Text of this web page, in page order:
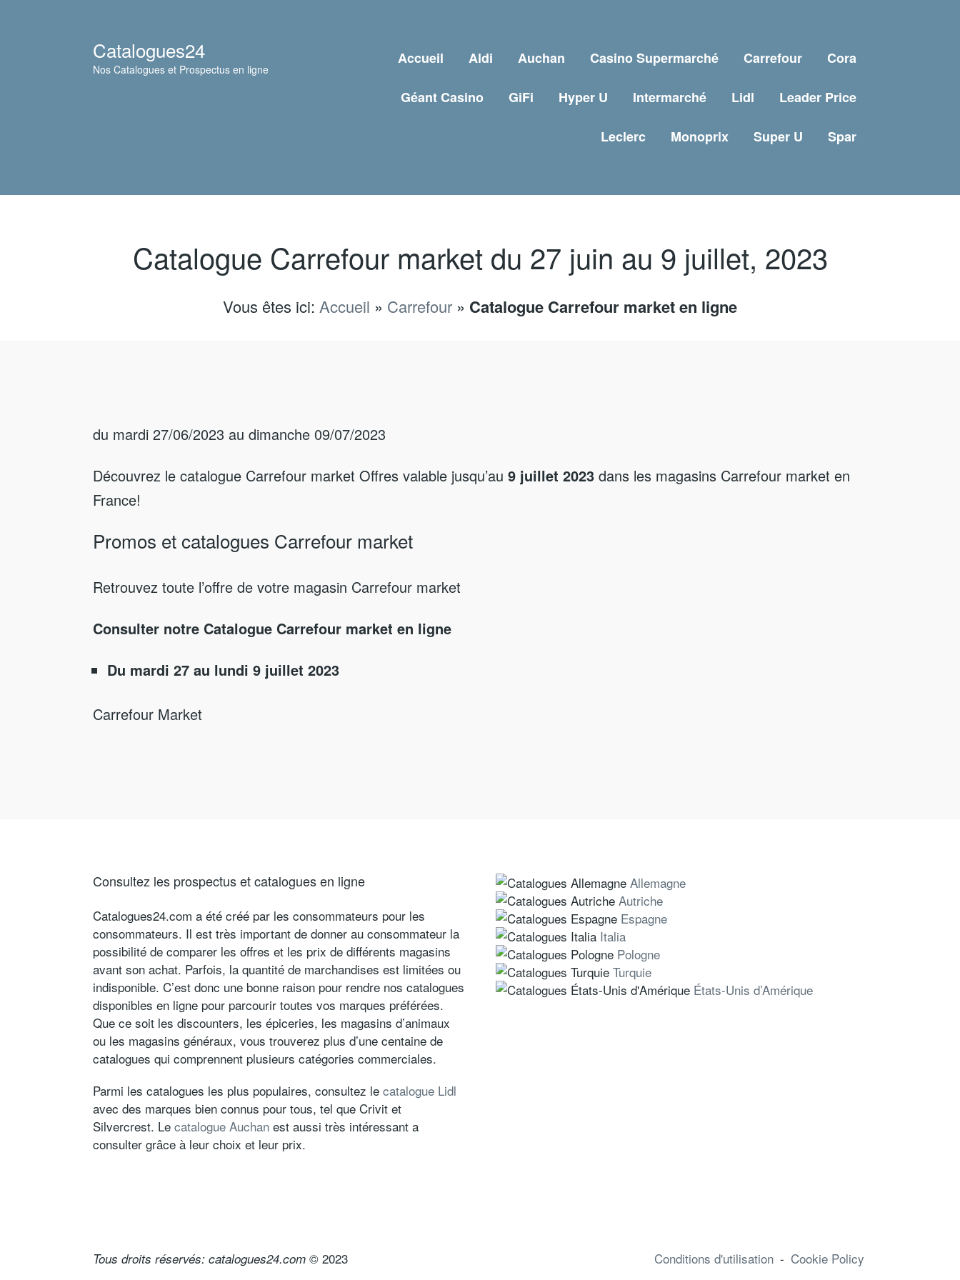
Catalogues24
Nos Catalogues et Prospectus en ligne
Accueil Aldi Auchan Casino Supermarché Carrefour Cora
Géant Casino GiFi Hyper U Intermarché Lidl Leader Price
Leclerc Monoprix Super U Spar
Catalogue Carrefour market du 27 juin au 9 juillet, 2023
Vous êtes ici: Accueil » Carrefour » Catalogue Carrefour market en ligne
du mardi 27/06/2023 au dimanche 09/07/2023
Découvrez le catalogue Carrefour market Offres valable jusqu’au 9 juillet 2023dans les magasins Carrefour market en
France!
Promos et catalogues Carrefour market
Retrouvez toute l’offre de votre magasin Carrefour market
Consulter notre Catalogue Carrefour market en ligne
Du mardi 27 au lundi 9 juillet 2023
Carrefour Market
Consultez les prospectus et catalogues en ligne
Catalogues24.com a été créé par les consommateurs pour les
consommateurs. Il est très important de donner au consommateur la
possibilité de comparer les offres et les prix de différents magasins
avant son achat. Parfois, la quantité de marchandises est limitées ou
indisponible. C’est donc une bonne raison pour rendre nos catalogues
disponibles en ligne pour parcourir toutes vos marques préférées.
Que ce soit les discounters, les épiceries, les magasins d’animaux
ou les magasins généraux, vous trouverez plus d’une centaine de
catalogues qui comprennent plusieurs catégories commerciales.
Parmi les catalogues les plus populaires, consultez le catalogue Lidl
avec des marques bien connus pour tous, tel que Crivit et
Silvercrest. Le catalogue Auchanest aussi très intéressant a
consulter grâce à leur choix et leur prix.
Allemagne
Autriche
Espagne
Italia
Pologne
Turquie
États-Unis d’Amérique
Tous droits réservés: catalogues24.com© 2023 Conditions d'utilisation - Cookie Policy